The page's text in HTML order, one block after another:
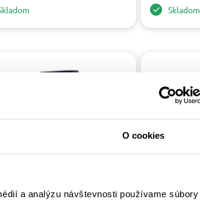
O cookies
a analýzu návštevnosti používame súbory
Skladom